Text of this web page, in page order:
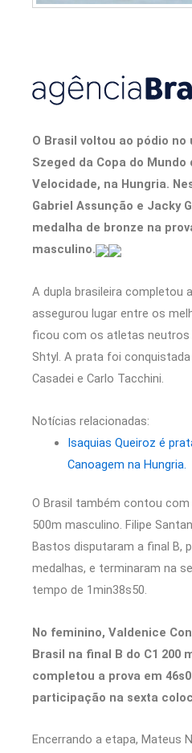
O Brasil voltou ao pódio
Szeged da Copa do Mundo
Velocidade, na Hungria.
Gabriel Assunção e Jacky
medalha de bronze na
masculino.
A dupla brasileira completou
assegurou lugar entre os
ficou com os atletas neutros
Shtyl. A prata foi
Casadei e Carlo Tacchini.
Notícias relacionadas:
Isaquias Queiroz é
Canoagem na Hungria.
O Brasil também contou
500m masculino. Filipe
Bastos disputaram a final B,
medalhas, e terminaram na
tempo de 1min38s50.
No feminino, Valdenice
Brasil na final B do C1 200
completou a prova em
participação na sexta
Encerrando a etapa, Mateus